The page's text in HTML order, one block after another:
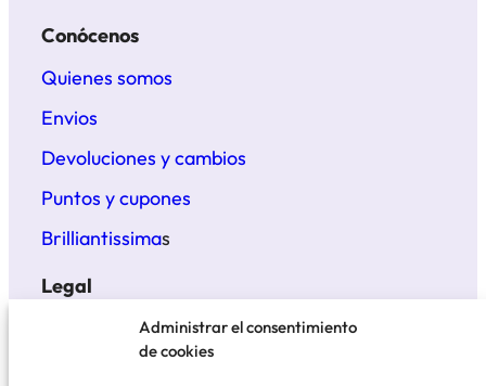
Administrar el consentimiento
de cookies
Conócenos
Quienes somos
Envios
Devoluciones y cambios
Puntos y cupones
Brilliantissimas
Legal
Términos y condiciones